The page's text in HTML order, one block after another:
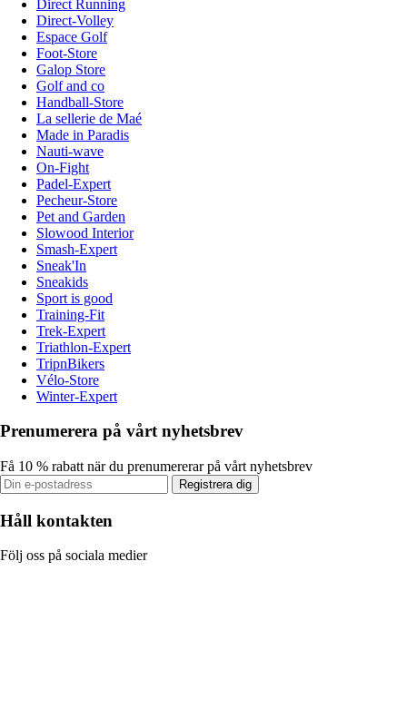
Direct Running
Direct-Volley
Espace Golf
Foot-Store
Galop Store
Golf and co
Handball-Store
La sellerie de Maé
Made in Paradis
Nauti-wave
On-Fight
Padel-Expert
Pecheur-Store
Pet and Garden
Slowood Interior
Smash-Expert
Sneak'In
Sneakids
Sport is good
Training-Fit
Trek-Expert
Triathlon-Expert
TripnBikers
Vélo-Store
Winter-Expert
Prenumerera på vårt nyhetsbrev
Få 10 % rabatt när du prenumererar på vårt nyhetsbrev
Registrera dig
Håll kontakten
Följ oss på sociala medier